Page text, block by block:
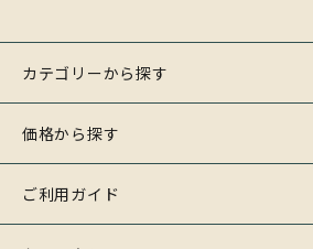
カテゴリーから探す
価格から探す
ご利用ガイド